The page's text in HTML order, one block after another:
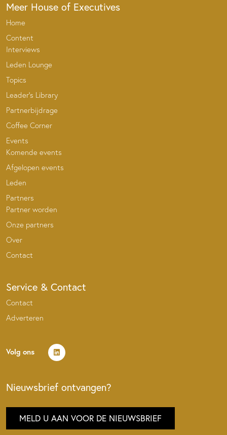
Meer House of Executives
Home
Content
Interviews
Leden Lounge
Topics
Leader’s Library
Partnerbijdrage
Coffee Corner
Events
Komende events
Afgelopen events
Leden
Partners
Partner worden
Onze partners
Over
Contact
Service & Contact
Contact
Adverteren
Volg ons
Nieuwsbrief ontvangen?
MELD U AAN VOOR DE NIEUWSBRIEF